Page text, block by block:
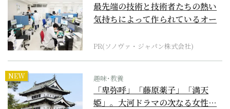
最先端の技術と技術者たちの熱い
気持ちによって作られているオー
PR(ソノヴァ・ジャパン株式会社)
NEW 趣味･教養
「卑弥呼」「藤原薬子」「満天
姫」。大河ドラマの次なる女性…